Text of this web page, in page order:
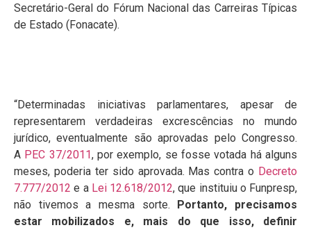
Secretário-Geral do Fórum Nacional das Carreiras Típicas
de Estado (Fonacate).
“Determinadas iniciativas parlamentares, apesar de
representarem verdadeiras excrescências no mundo
jurídico, eventualmente são aprovadas pelo Congresso.
A PEC 37/2011, por exemplo, se fosse votada há alguns
meses, poderia ter sido aprovada. Mas contra o Decreto
7.777/2012 e a Lei 12.618/2012, que instituiu o Funpresp,
não tivemos a mesma sorte. Portanto, precisamos
estar mobilizados e, mais do que isso, definir